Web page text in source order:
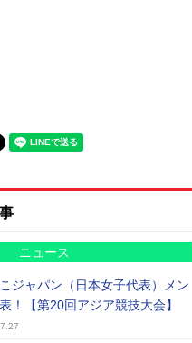
ニュース
ジャパン（日本女子代表）メン
！【第20回アジア競技大会】